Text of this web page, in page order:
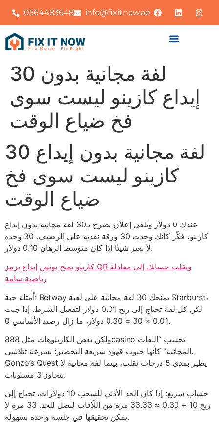
0564483648 info@fixitnow.ae
30 لفة مجانية بدون
إيداع كازينو ليست سوى
فخ ضياع الوقت
30 لفة مجانية بدون إيداع
كازينو ليست سوى فخ
ضياع الوقت
عندك 0 دولار وتلقى إعلان يصرخ بـ30 لفة مجانية بدون إيداع
كازينو، فكّر كأنك وجدت 30 ورقة نقدية على الرصيف. 30 وحدة
لا تغير شيئًا إذا كان متوسط الرهان 0.10 دولار.
كازينو يمنح بونص إيداع برمز QR ويقلب حسابك إلى معادلة
رياضية سامة
أمثلة حية: Betway يمنحك 30 لفة مجانية على لعبة Starburst،
لكن كل لفة تحتاج إلى ربح 0.01 دولار لتفعيل الشرط. إذا جبت
0.01 × 30 = 0.30 دولار، ما زال رصيد الأساسي 0.
ولكن بعض الكازينوهات مثل 888casino تحسب “اللفات
المجانية” كأنها حبوب قهوة سريعة التحضير؛ بسرعة تتلاشى.
Gonzo’s Quest يطير بمدى 5 درجات تقلب، بينما لفة مجانية لا
تتجاوز 3 مستويات.
حساب سريع: إذا كان الحد الأدنى للسحب 10 دولارات، تحتاج إلى
ربح 10 ÷ 0.30 ≈ 33.33 مرة من اللّافات لتصل للحد. 33 مرة لا
يمكن تحقيقها في جلسة واحدة بسهولة.